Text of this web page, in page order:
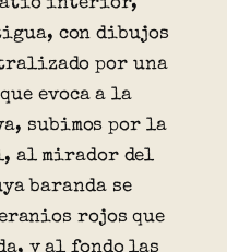
interior,
con dibujos
por una
evoca a la
subimos por la
al mirador del
baranda se
rojos que